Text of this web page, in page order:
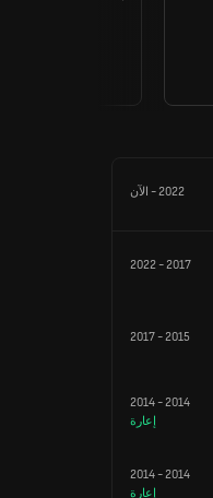
2022
- الآن
2017
-
2022
2015
-
2017
2014
-
2014
إعارة
2014
-
2014
إعارة